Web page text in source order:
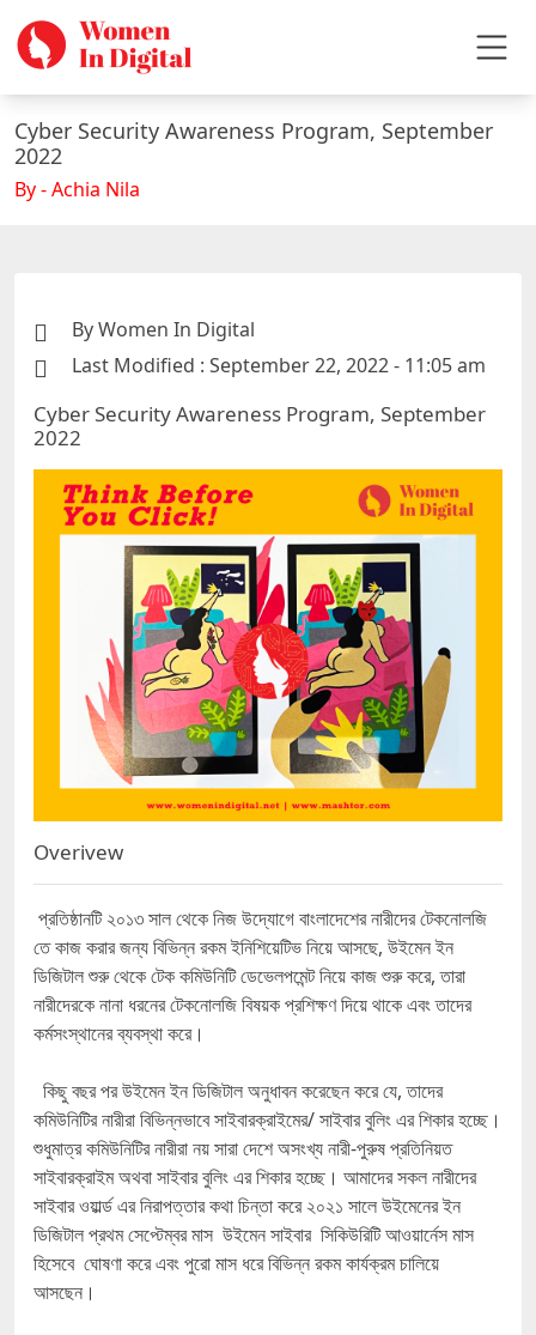
Cyber Security Awareness Program, September
2022
By - Achia Nila
By Women In Digital
Last Modified : September 22, 2022 - 11:05 am
Cyber Security Awareness Program, September
2022
Overivew
প্রতিষ্ঠানটি ২০১৩ সাল থেকে নিজ উদ্যোগে বাংলাদেশের নারীদের টেকনোলজি
তে কাজ করার জন্য বিভিন্ন রকম ইনিশিয়েটিভ নিয়ে আসছে, উইমেন ইন
ডিজিটাল শুরু থেকে টেক কমিউনিটি ডেভেলপমেন্ট নিয়ে কাজ শুরু করে, তারা
নারীদেরকে নানা ধরনের টেকনোলজি বিষয়ক প্রশিক্ষণ দিয়ে থাকে এবং তাদের
কর্মসংস্থানের ব্যবস্থা করে।
কিছু বছর পর উইমেন ইন ডিজিটাল অনুধাবন করেছেন করে যে, তাদের
কমিউনিটির নারীরা বিভিন্নভাবে সাইবারক্রাইমের/ সাইবার বুলিং এর শিকার হচ্ছে।
শুধুমাত্র কমিউনিটির নারীরা নয় সারা দেশে অসংখ্য নারী-পুরুষ প্রতিনিয়ত
সাইবারক্রাইম অথবা সাইবার বুলিং এর শিকার হচ্ছে। আমাদের সকল নারীদের
সাইবার ওয়ার্ল্ড এর নিরাপত্তার কথা চিন্তা করে ২০২১ সালে উইমেনের ইন
ডিজিটাল প্রথম সেপ্টেম্বর মাস উইমেন সাইবার সিকিউরিটি আওয়ার্নেস মাস
হিসেবে ঘোষণা করে এবং পুরো মাস ধরে বিভিন্ন রকম কার্যক্রম চালিয়ে
আসছেন।